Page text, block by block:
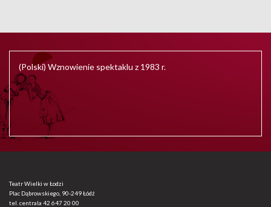
(Polski) Wznowienie spektaklu z 1983 r.
Teatr Wielki w Łodzi
Plac Dąbrowskiego, 90-249 Łódź
tel. centrala 42 647 20 00